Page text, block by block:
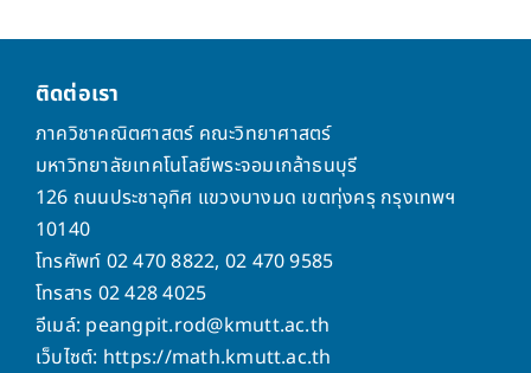
ติดต่อเรา
ภาควิชาคณิตศาสตร์ คณะวิทยาศาสตร์
มหาวิทยาลัยเทคโนโลยีพระจอมเกล้าธนบุรี
126 ถนนประชาอุทิศ แขวงบางมด เขตทุ่งครุ กรุงเทพฯ
10140
โทรศัพท์ 02 470 8822, 02 470 9585
โทรสาร 02 428 4025
อีเมล์: peangpit.rod@kmutt.ac.th
เว็บไซต์: https://math.kmutt.ac.th